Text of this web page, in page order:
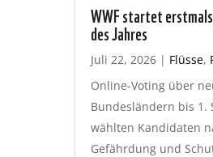
WWF startet
des Jahres
Juli 22, 2026 | Flüsse,
Online-Voting über
Bundesländern bis 1.
wählten Kandidaten
Gefährdung und